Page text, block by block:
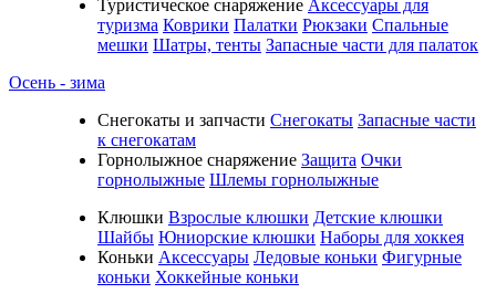
Туристическое снаряжение Аксессуары для
туризма Коврики Палатки Рюкзаки Спальные
мешки Шатры, тенты Запасные части для палаток
Осень - зима
Cнегокаты и запчасти Снегокаты Запасные части
к снегокатам
Горнолыжное снаряжение Защита Очки
горнолыжные Шлемы горнолыжные
Клюшки Взрослые клюшки Детские клюшки
Шайбы Юниорские клюшки Наборы для хоккея
Коньки Аксессуары Ледовые коньки Фигурные
коньки Хоккейные коньки